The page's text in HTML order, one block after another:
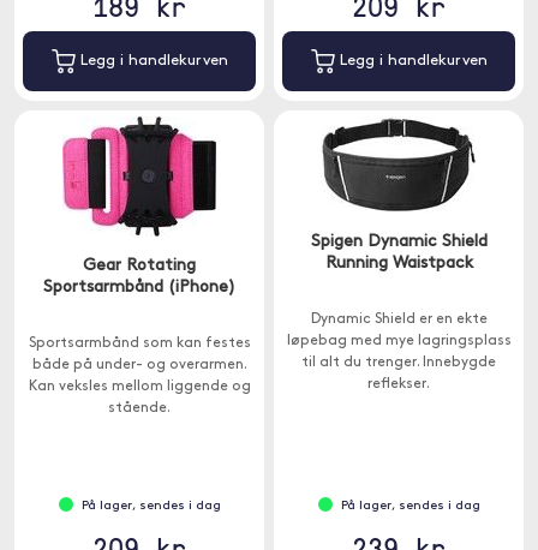
Legg i handlekurven Legg i handlekurven
Gear Rotating
Sportsarmbånd (iPhone)
Sportsarmbånd som kan festes
både på under- og overarmen.
Kan veksles mellom liggende og
stående.
På lager, sendes i dag
Spigen Dynamic Shield
Running Waistpack
Dynamic Shield er en ekte
løpebag med mye lagringsplass
til alt du trenger. Innebygde
reflekser.
På lager, sendes i dag